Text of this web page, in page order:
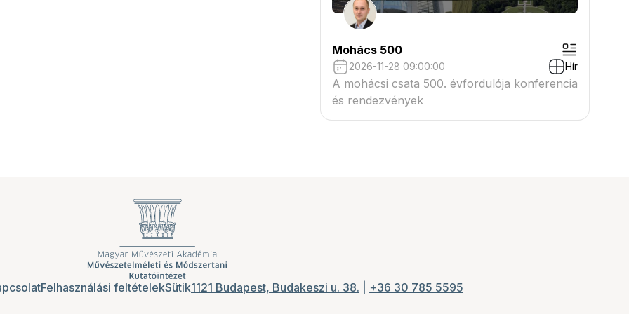
Mohács 500
2026-11-28 09:00:00 Hír
A mohácsi csata 500. évfordulója konferencia
és rendezvények
Felhasználási feltételekSütik1121 Budapest, Budakeszi u. 38. +36 30 785 5595